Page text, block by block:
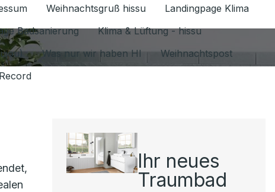
für Datenschutz 1.6.2026 umschalten
Weihnachtsgruß hissu
Landingpage Klima
Badsanierung
Klima & Lüftung - hissu
Was nur wir haben HI
Weihnachtspost
Ihr neues
Traumbad